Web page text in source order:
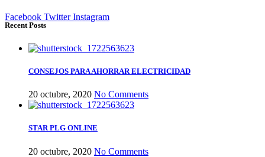
Facebook Twitter Instagram
Recent Posts
CONSEJOS PARA AHORRAR ELECTRICIDAD
20 octubre, 2020 No Comments
STAR PLG ONLINE
20 octubre, 2020 No Comments